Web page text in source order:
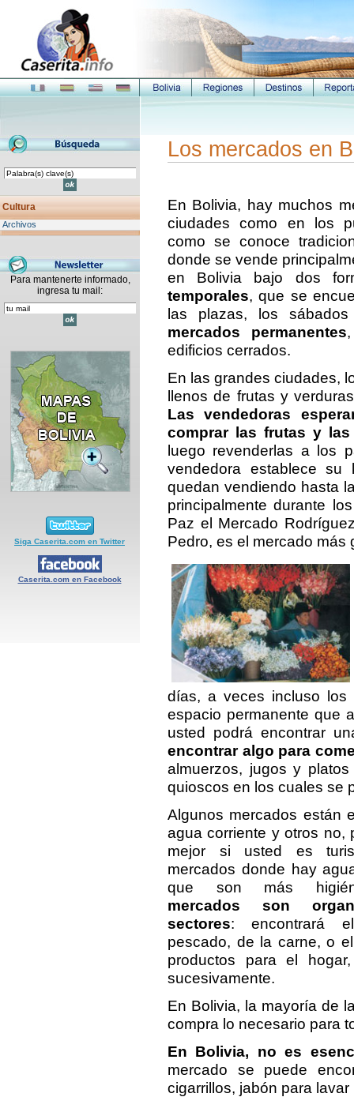
Cultura
Archivos
Para mantenerte informado,
ingresa tu mail:
Siga Caserita.com en Twitter
Caserita.com en Facebook
Los mercados en
En Bolivia, hay muchos
ciudades como en los
como se conoce
donde se vende
en Bolivia bajo dos
temporales, que se
las plazas, los
mercados permanentes
edificios cerrados.
En las grandes ciudades,
llenos de frutas y
Las vendedoras
comprar las frutas y las
luego revenderlas a los
vendedora establece
quedan vendiendo hasta
principalmente durante
Paz el Mercado
Pedro, es el mercado más
días, a veces incluso los
espacio permanente que
usted podrá encontrar
encontrar algo para
almuerzos, jugos y
quioscos en los cuales se
Algunos mercados están
agua corriente y otros no,
mejor si usted es
mercados donde hay
que son más
mercados son
sectores: encontrará
pescado, de la carne, o
productos para el
sucesivamente.
En Bolivia, la mayoría de
compra lo necesario para
En Bolivia, no es
mercado se puede
cigarrillos, jabón para